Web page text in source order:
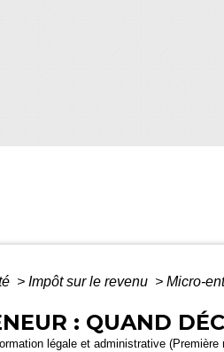
> Impôt sur le revenu > Micro-
: QUAND
légale et administrative